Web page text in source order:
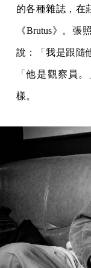
的各種雜誌，在
《Brutus》。張
說：「我是跟隨
「他是觀察員
樣。